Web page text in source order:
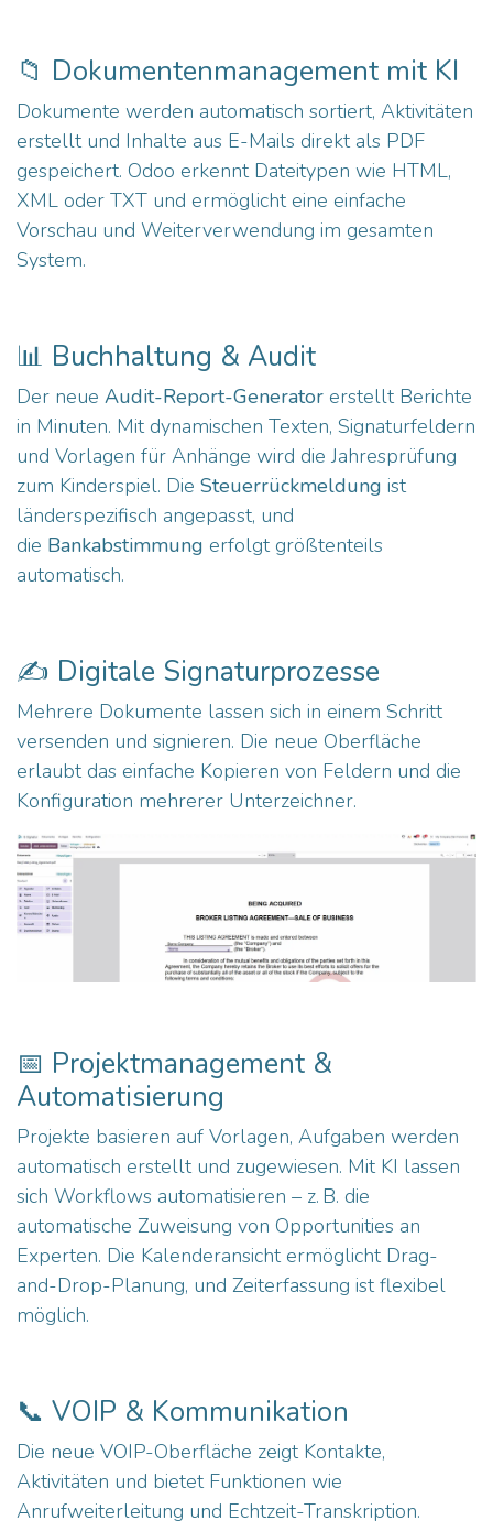
📁 Dokumentenmanagement mit KI
Dokumente werden automatisch sortiert, Aktivitäten
erstellt und Inhalte aus E-Mails direkt als PDF
gespeichert. Odoo erkennt Dateitypen wie HTML,
XML oder TXT und ermöglicht eine einfache
Vorschau und Weiterverwendung im gesamten
System.
📊 Buchhaltung & Audit
Der neue Audit-Report-Generator erstellt Berichte
in Minuten. Mit dynamischen Texten, Signaturfeldern
und Vorlagen für Anhänge wird die Jahresprüfung
zum Kinderspiel. Die Steuerrückmeldung ist
länderspezifisch angepasst, und
die Bankabstimmung erfolgt größtenteils
automatisch.
✍️ Digitale Signaturprozesse
Mehrere Dokumente lassen sich in einem Schritt
versenden und signieren. Die neue Oberfläche
erlaubt das einfache Kopieren von Feldern und die
Konfiguration mehrerer Unterzeichner.
📅 Projektmanagement &
Automatisierung
Projekte basieren auf Vorlagen, Aufgaben werden
automatisch erstellt und zugewiesen. Mit KI lassen
sich Workflows automatisieren – z. B. die
automatische Zuweisung von Opportunities an
Experten. Die Kalenderansicht ermöglicht Drag-
and-Drop-Planung, und Zeiterfassung ist flexibel
möglich.
📞 VOIP & Kommunikation
Die neue VOIP-Oberfläche zeigt Kontakte,
Aktivitäten und bietet Funktionen wie
Anrufweiterleitung und Echtzeit-Transkription.